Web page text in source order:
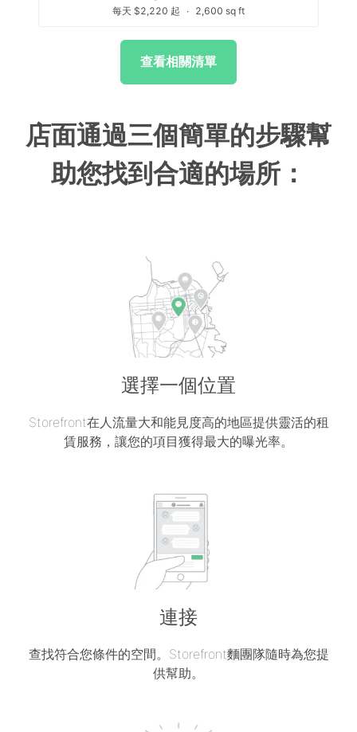
每天 $2,220 起
∙ 2,600 sq ft
查看相關清單
店面通過三個簡單的步驟幫
助您找到合適的場所：
選擇一個位置
Storefront在人流量大和能見度高的地區提供靈活的租
賃服務，讓您的項目獲得最大的曝光率。
連接
查找符合您條件的空間。Storefront麵團隊隨時為您提
供幫助。